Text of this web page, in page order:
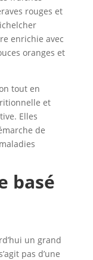
rouges et
enrichie avec
oranges et
tout en
et
Elles
de
basé
un grand
pas d’une